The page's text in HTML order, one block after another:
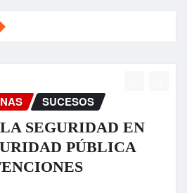
SABINAS SUCESOS
causa daños en
Sabinas
Jul 23, 2026